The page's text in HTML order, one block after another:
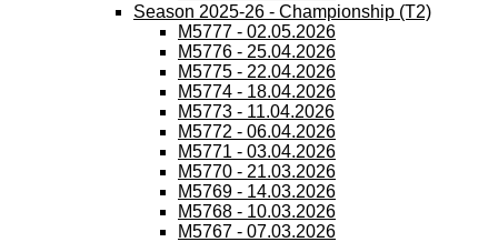
Season 2025-26 - Championship (T2)
M5777 - 02.05.2026
M5776 - 25.04.2026
M5775 - 22.04.2026
M5774 - 18.04.2026
M5773 - 11.04.2026
M5772 - 06.04.2026
M5771 - 03.04.2026
M5770 - 21.03.2026
M5769 - 14.03.2026
M5768 - 10.03.2026
M5767 - 07.03.2026